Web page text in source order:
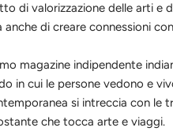
di valorizzazione delle arti e
anche di creare connessioni
magazine indipendente
in cui le persone vedono e
si intreccia con le
che tocca arte e viaggi.